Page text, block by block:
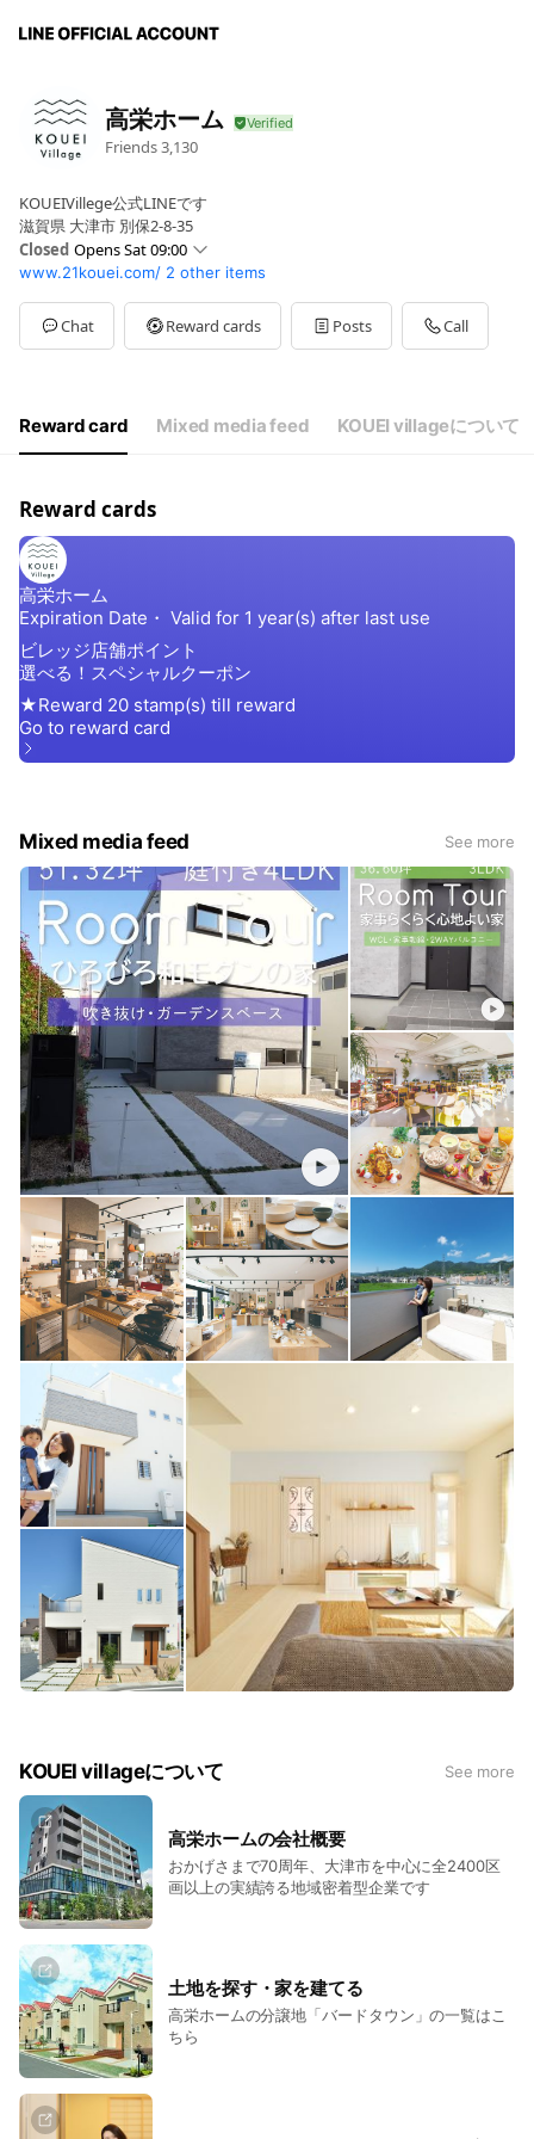
高栄ホーム
Friends3,130
KOUEIVillege公式LINEです
滋賀県 大津市 別保2-8-35
Closed Opens Sat 09:00
Sun09:00 - 18:30
Mon09:00 - 18:30
Tue09:00 - 18:30
WedClosed
水曜・第2、第3木曜定休日
www.21kouei.com/ 2 other items
Chat Reward cards Posts Call
Reward card Mixed media feed KOUEI villageについて
Reward cards
Mixed media feed See more
KOUEI villageについて See more
高栄ホームの会社概要
おかげさまで70周年、大津市を中心に全2400区
画以上の実績誇る地域密着型企業です
土地を探す・家を建てる
高栄ホームの分譲地「バードタウン」の一覧はこ
ちら